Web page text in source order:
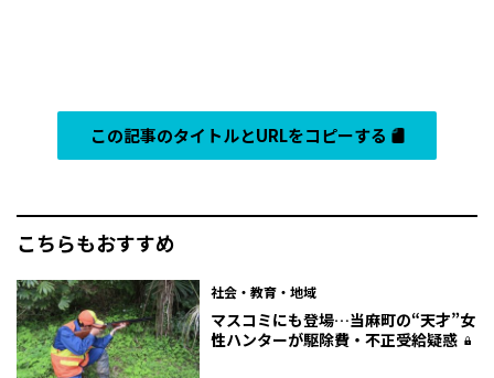
この記事のタイトルとURLをコピーする
こちらもおすすめ
社会・教育・地域
マスコミにも登場…当麻町の“天才”女
性ハンターが駆除費・不正受給疑惑